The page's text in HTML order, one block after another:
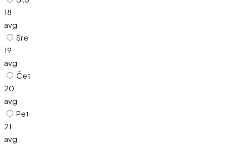
18
avg
Sre
19
avg
Čet
20
avg
Pet
21
avg